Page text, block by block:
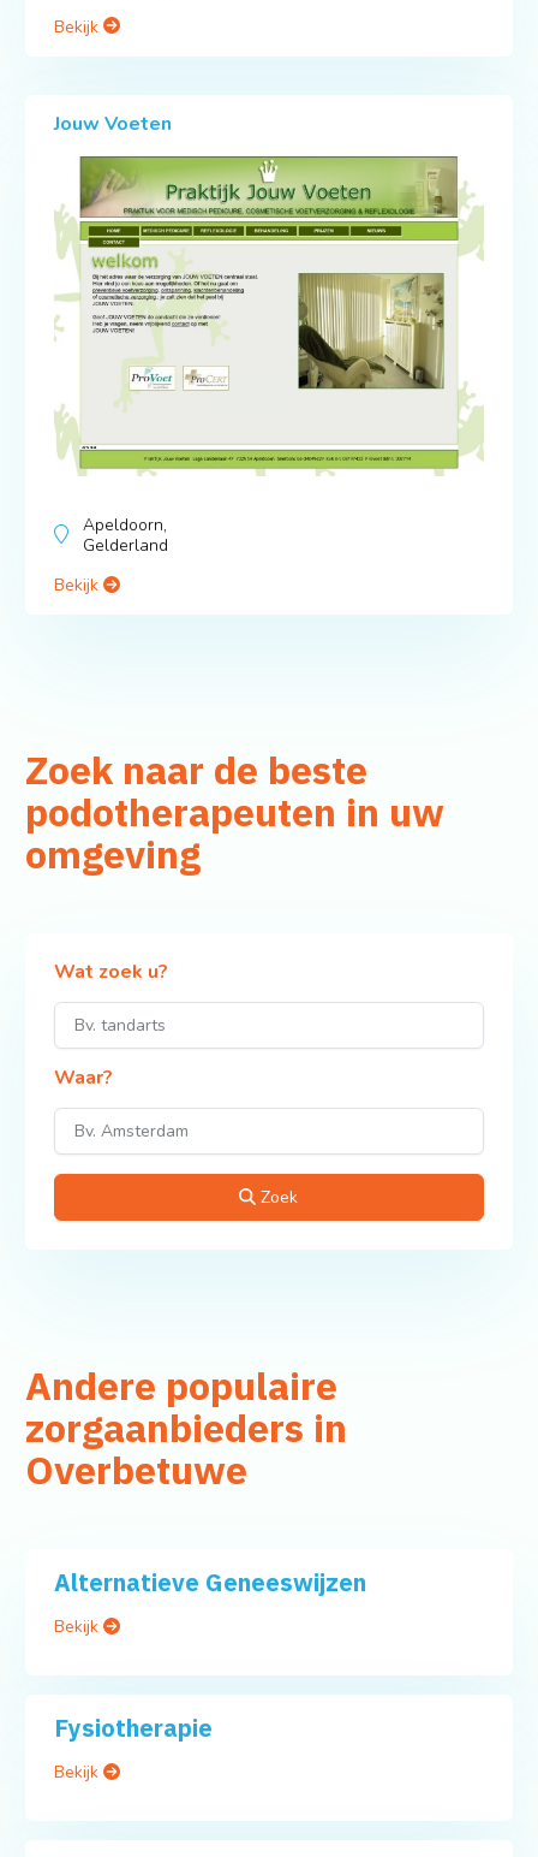
Bekijk
Jouw Voeten
Apeldoorn,
Gelderland
Bekijk
Zoek naar de beste
podotherapeuten in uw
omgeving
Wat zoek u?
Waar?
Zoek
Andere populaire
zorgaanbieders in
Overbetuwe
Alternatieve Geneeswijzen
Bekijk
Fysiotherapie
Bekijk